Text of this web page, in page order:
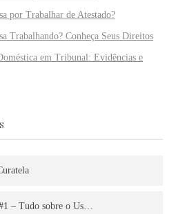
por Trabalhar de Atestado?
Trabalhando? Conheça Seus Direitos
em Tribunal: Evidências e
– Tudo sobre o Us…